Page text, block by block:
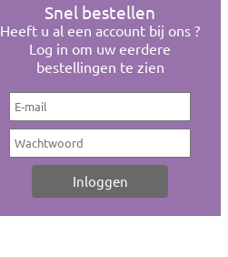
Snel bestellen
Heeft u al een account bij ons ?
Log in om uw eerdere
bestellingen te zien